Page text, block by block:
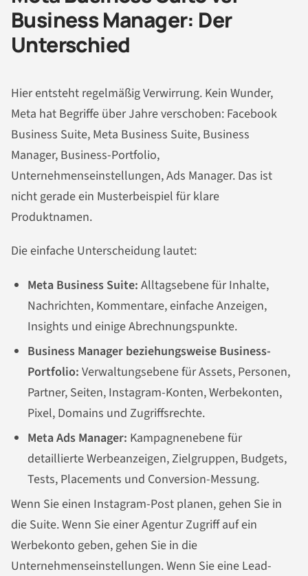
Business Manager: Der
Unterschied
Hier entsteht regelmäßig Verwirrung. Kein Wunder,
Meta hat Begriffe über Jahre verschoben: Facebook
Business Suite, Meta Business Suite, Business
Manager, Business-Portfolio,
Unternehmenseinstellungen, Ads Manager. Das ist
nicht gerade ein Musterbeispiel für klare
Produktnamen.
Die einfache Unterscheidung lautet:
Meta Business Suite: Alltagsebene für Inhalte,
Nachrichten, Kommentare, einfache Anzeigen,
Insights und einige Abrechnungspunkte.
Business Manager beziehungsweise Business-
Portfolio: Verwaltungsebene für Assets, Personen,
Partner, Seiten, Instagram-Konten, Werbekonten,
Pixel, Domains und Zugriffsrechte.
Meta Ads Manager: Kampagnenebene für
detaillierte Werbeanzeigen, Zielgruppen, Budgets,
Tests, Placements und Conversion-Messung.
Wenn Sie einen Instagram-Post planen, gehen Sie in
die Suite. Wenn Sie einer Agentur Zugriff auf ein
Werbekonto geben, gehen Sie in die
Unternehmenseinstellungen. Wenn Sie eine Lead-